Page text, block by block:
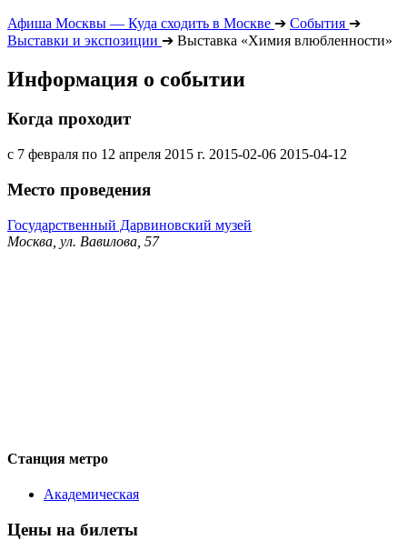
Афиша Москвы — Куда сходить в Москве ➔ События ➔
Выставки и экспозиции ➔ Выставка «Химия влюбленности»
Информация о событии
Когда проходит
с 7 февраля по 12 апреля 2015 г. 2015-02-06 2015-04-12
Место проведения
Государственный Дарвиновский музей
Москва, ул. Вавилова, 57
Станция метро
Академическая
Цены на билеты